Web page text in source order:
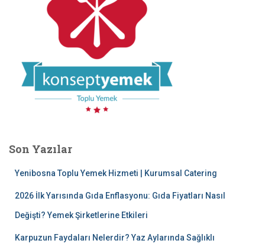
Son Yazılar
Yenibosna Toplu Yemek Hizmeti | Kurumsal Catering
2026 İlk Yarısında Gıda Enflasyonu: Gıda Fiyatları Nasıl
Değişti? Yemek Şirketlerine Etkileri
Karpuzun Faydaları Nelerdir? Yaz Aylarında Sağlıklı